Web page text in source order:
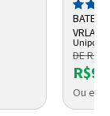
VRLA
DE R$
Ou em